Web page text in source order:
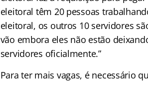
eleitoral têm 20 pessoas
eleitoral, os outros 10 servidores
vão embora eles não estão
servidores oficialmente.”
Para ter mais vagas, é necessário